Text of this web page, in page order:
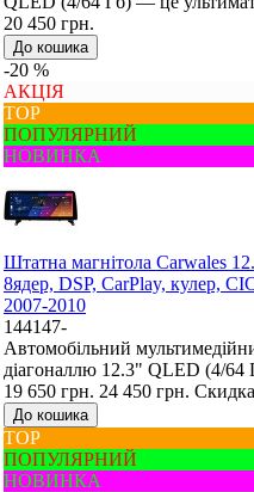
20 450 грн.
До кошика
-20 %
АКЦІЯ
ТОР
ПОПУЛЯРНИЙ
НОВИНКА
Штатна магнітола Carwales
8ядер, DSP, CarPlay, кулер,
2007-2010
144147-
Автомобільний
діагоналлю 12.3" QLED (4/
19 650 грн. 24 450 грн.
До кошика
ТОР
ПОПУЛЯРНИЙ
НОВИНКА